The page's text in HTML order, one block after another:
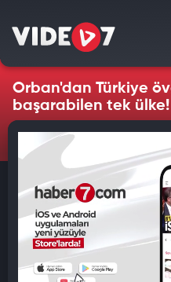
Orban'dan Türkiye
başarabilen tek ülke!